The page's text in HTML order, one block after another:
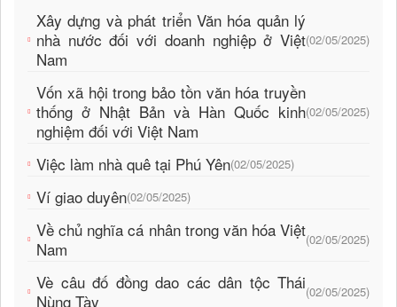
Xây dựng và phát triển Văn hóa quản lý
nhà nước đối với doanh nghiệp ở Việt
Nam
(02/05/2025)
Vốn xã hội trong bảo tồn văn hóa truyền
thống ở Nhật Bản và Hàn Quốc kinh
nghiệm đối với Việt Nam
(02/05/2025)
Việc làm nhà quê tại Phú Yên(02/05/2025)
Ví giao duyên(02/05/2025)
Về chủ nghĩa cá nhân trong văn hóa Việt
Nam
(02/05/2025)
Vè câu đố đồng dao các dân tộc Thái
Nùng Tày
(02/05/2025)